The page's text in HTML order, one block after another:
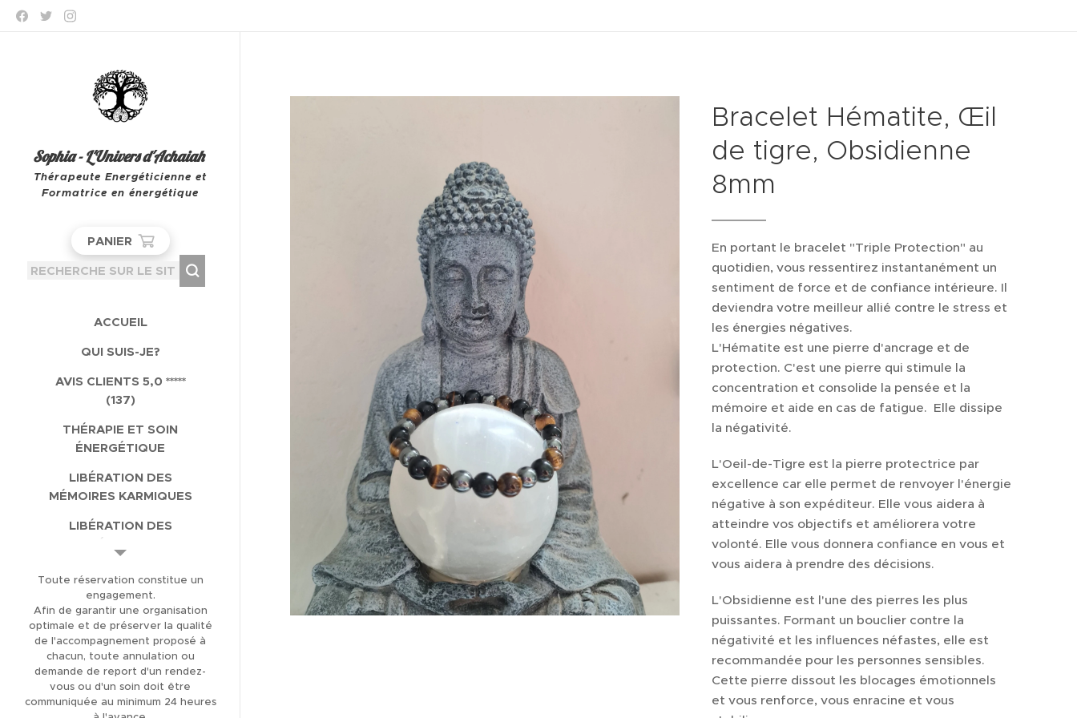
Sophia - L'Univers d'Achaiah
Thérapeute Energéticienne et
Formatrice en énergétique
PANIER
ACCUEIL
QUI SUIS-JE?
AVIS CLIENTS 5,0 *****
(137)
THÉRAPIE ET SOIN
ÉNERGÉTIQUE
LIBÉRATION DES
MÉMOIRES KARMIQUES
LIBÉRATION DES
FORMATION
MAGNÉTISME ET SOINS
ÉNERGÉTIQUES
FORMATION
CANALISATION
BOUTIQUE EN LIGNE
Bracelet Hématite, Œil
de tigre, Obsidienne
8mm
En portant le bracelet "Triple Protection" au
quotidien, vous ressentirez instantanément un
sentiment de force et de confiance intérieure. Il
deviendra votre meilleur allié contre le stress et
les énergies négatives.
L'Hématite est une pierre d'ancrage et de
protection. C'est une pierre qui stimule la
concentration et consolide la pensée et la
mémoire et aide en cas de fatigue. Elle dissipe
la négativité.
L'Oeil-de-Tigre est la pierre protectrice par
excellence car elle permet de renvoyer l'énergie
négative à son expéditeur. Elle vous aidera à
atteindre vos objectifs et améliorera votre
volonté. Elle vous donnera confiance en vous et
vous aidera à prendre des décisions.
L'Obsidienne est l'une des pierres les plus
puissantes. Formant un bouclier contre la
négativité et les influences néfastes, elle est
recommandée pour les personnes sensibles.
Cette pierre dissout les blocages émotionnels
et vous renforce, vous enracine et vous
Toute réservation constitue un
engagement.
Afin de garantir une organisation
optimale et de préserver la qualité
de l'accompagnement proposé à
chacun, toute annulation ou
demande de report d'un rendez-
vous ou d'un soin doit être
communiquée au minimum 24 heures